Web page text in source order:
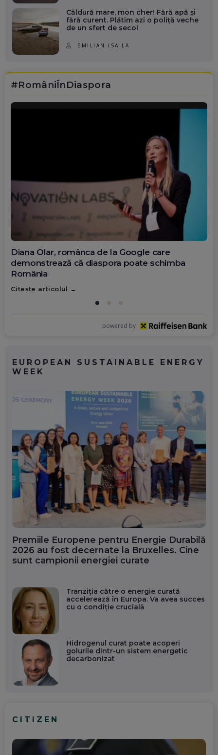
Căldură mare, mon cher! Fără apă și
fără curent. Plătim azi o poliță veche
de un sfert de secol
EMILIAN ISAILĂ
#RomâniÎnDiaspora
Diana Olar, românca de la Google care
demonstrează că diaspora poate schimba
România
Citește articolul
powered by
EUROPEAN SUSTAINABLE ENERGY
WEEK
Premiile Europene pentru Energie Durabilă
2026 au fost decernate la Bruxelles. Cine
sunt campionii energiei curate
Tranziția către o energie curată
accelerează în Europa. Va avea succes
cu o condiție crucială
Hidrogenul curat poate acoperi
golurile dintr-un sistem energetic
decarbonizat
CITIZEN